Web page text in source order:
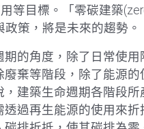
目標。「零碳建築
政策，將是未來的趨勢。
的角度，除了日常使
棄等階段，除了能源
建築生命週期各階段
過再生能源的使用來